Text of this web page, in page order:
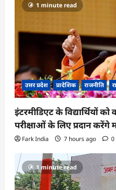
1 minute read
उत्तर प्रदेश प्रादेशिक राजनीति
इंटरमीडिएट के विद्यार्थियों को
परीक्षाओं के लिए प्रदान करेंगे
Fark India 7 hours ago 0
1 minute read